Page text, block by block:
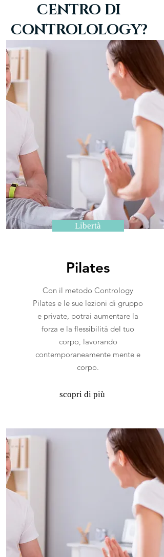
CENTRO DI
CONTROLOLOGY?
Libertà
Pilates
Con il metodo Contrology
Pilates e le sue lezioni di gruppo
e private, potrai aumentare la
forza e la flessibilità del tuo
corpo, lavorando
contemporaneamente mente e
corpo.
scopri di più